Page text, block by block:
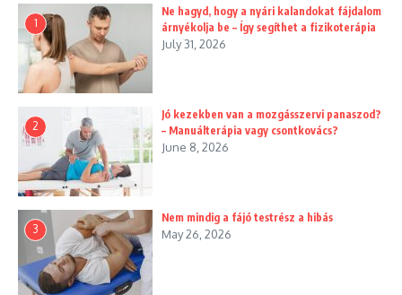
1
Ne hagyd, hogy a nyári kalandokat fájdalom
árnyékolja be – Így segíthet a fizikoterápia
July 31, 2026
2
Jó kezekben van a mozgásszervi panaszod?
– Manuálterápia vagy csontkovács?
June 8, 2026
3
Nem mindig a fájó testrész a hibás
May 26, 2026